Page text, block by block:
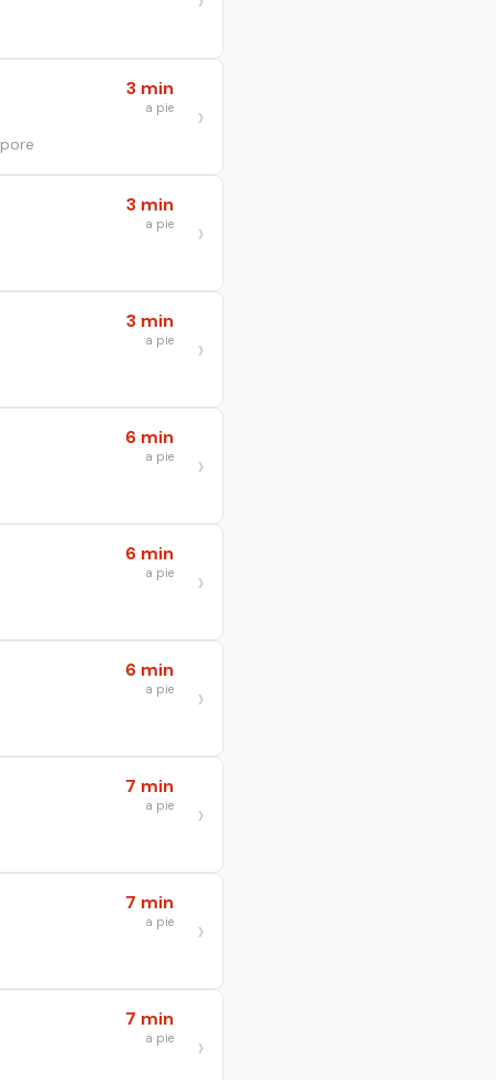
3 min
a pie
3 min
a pie
3 min
a pie
6 min
a pie
6 min
a pie
6 min
a pie
7 min
a pie
7 min
a pie
7 min
a pie